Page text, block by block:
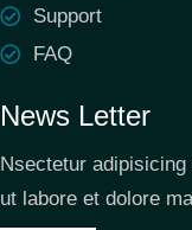
Support
FAQ
News Letter
Nsectetur
ut labore et dolore